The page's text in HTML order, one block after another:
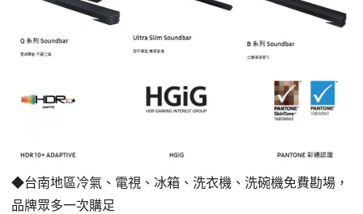
◆台南地區冷氣、電視、冰箱、洗衣機、洗碗機免費勘場 ，
品牌眾多一次購足